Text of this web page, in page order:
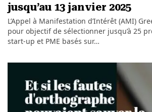
jusqu’au 13 janvier 2025
L’Appel à Manifestation d’Intérêt (AMI)
pour objectif de sélectionner jusqu’à 25
start-up et PME basés sur…